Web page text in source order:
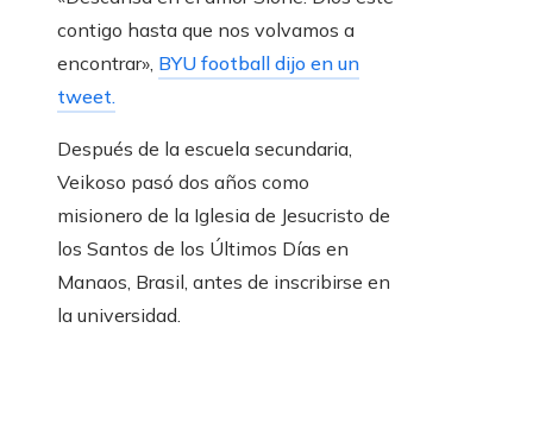
contigo hasta que nos volvamos a
encontrar», BYU football dijo en un
tweet.
Después de la escuela secundaria,
Veikoso pasó dos años como
misionero de la Iglesia de Jesucristo de
los Santos de los Últimos Días en
Manaos, Brasil, antes de inscribirse en
la universidad.